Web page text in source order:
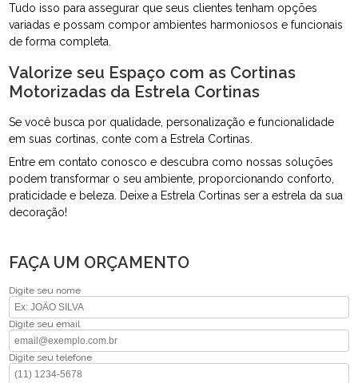
Tudo isso para assegurar que seus clientes tenham opções
variadas e possam compor ambientes harmoniosos e funcionais
de forma completa.
Valorize seu Espaço com as Cortinas
Motorizadas da Estrela Cortinas
Se você busca por qualidade, personalização e funcionalidade
em suas cortinas, conte com a Estrela Cortinas.
Entre em contato conosco e descubra como nossas soluções
podem transformar o seu ambiente, proporcionando conforto,
praticidade e beleza. Deixe a Estrela Cortinas ser a estrela da sua
decoração!
FAÇA UM ORÇAMENTO
Digite seu nome
Digite seu email
Digite seu telefone